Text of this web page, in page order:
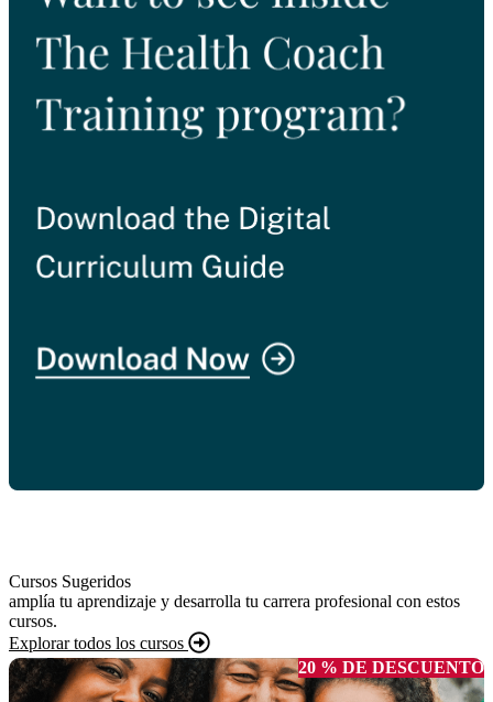
Cursos Sugeridos
amplía tu aprendizaje y desarrolla tu carrera profesional con estos
cursos.
Explorar todos los cursos
20 % DE DESCUENTO